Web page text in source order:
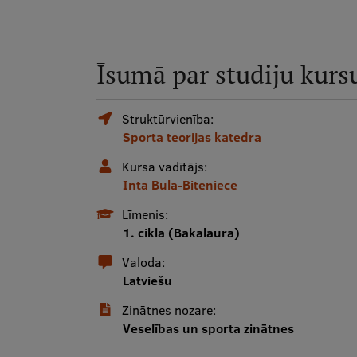
Īsumā par studiju
Struktūrvienība:
Sporta teorijas katedra
Kursa vadītājs:
Inta Bula-Biteniece
Līmenis:
1. cikla (Bakalaura)
Valoda:
Latviešu
Zinātnes nozare:
Veselības un sporta zinātnes